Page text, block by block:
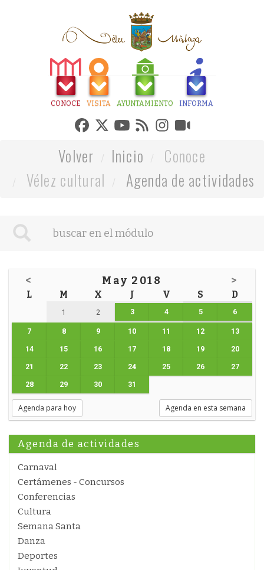
CONOCE VISITA AYUNTAMIENTO INFORMA
Volver Inicio
Conoce
Vélez cultural
Agenda de actividades
< May 2018 >
L M X J V S D
1 2 3 4 5 6
7 8 9 10 11 12 13
14 15 16 17 18 19 20
21 22 23 24 25 26 27
28 29 30 31
Agenda para hoy Agenda en esta semana
Agenda de actividades
Carnaval
Certámenes - Concursos
Conferencias
Cultura
Semana Santa
Danza
Deportes